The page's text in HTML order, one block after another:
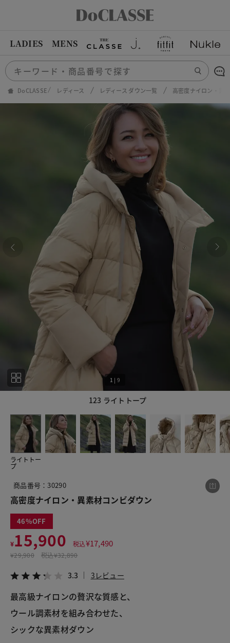
LADIES MENS
DoCLASSE レディース レディース ダウン一覧 高密度ナイロン・異
123 ライトトープ
1 | 9
ライトトー
プ
1 9
商品番号：30290
高密度ナイロン・異素材コンビダウン
46
¥15,900 税込¥17,490
¥29,900 税込¥32,890
3.3 3レビュー
最高級ナイロンの贅沢な質感と、
ウール調素材を組み合わせた、
シックな異素材ダウン
この商品をシェアする
¥15,900
税込¥17,490
LINE X